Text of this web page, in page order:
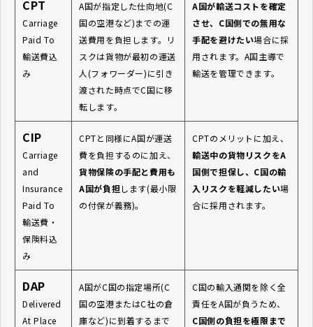
CPT
Carriage
Paid To
輸送費込
み
A国が指定した仕向地(C
国の空港など)までの運
送費用を負担します。リ
スクは貨物が最初の運送
人(フォワーダー)に引き
渡された時点でC国に移
転します。
A国が輸送コストを確定
させ、C国側での無用な
手配を避けたい場合に採
用されます。A国主導で
輸送を管理できます。
CIP
Carriage
and
Insurance
Paid To
輸送費・
保険料込
み
CPTと同様にA国が運送
費を負担するのに加え、
貨物保険の手配と費用も
A国が負担 します(最小限
の付保が義務)。
CPTのメリットに加え、
輸送中の貨物リスクをA
国側で担保し、C国の輸
入リスクを軽減したい場
合に採用されます。
DAP
Delivered
At Place
A国がC国の指定場所(C
国の空港またはC社の倉
庫など)に到着するまで
C国の輸入通関を除く全
責任をA国が負うため、
C国側の負担を極限まで